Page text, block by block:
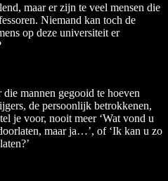
maar er zijn te veel mensen die
Niemand kan toch de
op deze universiteit er
mannen gegooid te hoeven
de persoonlijk betrokkenen,
je voor, nooit meer ‘Wat vond u
maar ja…’, of ‘Ik kan u zo